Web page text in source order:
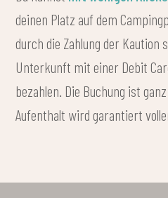
deinen Platz auf dem
durch die Zahlung der Kaution
Unterkunft mit einer Debit
bezahlen. Die Buchung ist
Aufenthalt wird garantiert